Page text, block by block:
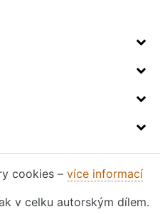
cookies – více informací
v celku autorským dílem.